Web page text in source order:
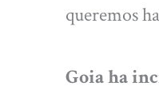
queremos
Goia ha